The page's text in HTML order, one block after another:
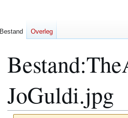
Bestand:
JoGuldi.jpg
Bestand Overleg